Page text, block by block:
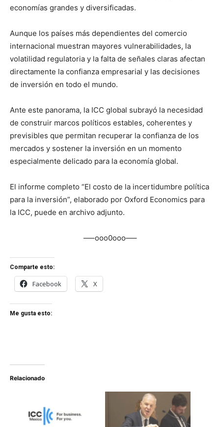
economías grandes y diversificadas.
Aunque los países más dependientes del comercio
internacional muestran mayores vulnerabilidades, la
volatilidad regulatoria y la falta de señales claras afectan
directamente la confianza empresarial y las decisiones
de inversión en todo el mundo.
Ante este panorama, la ICC global subrayó la necesidad
de construir marcos políticos estables, coherentes y
previsibles que permitan recuperar la confianza de los
mercados y sostener la inversión en un momento
especialmente delicado para la economía global.
El informe completo “El costo de la incertidumbre política
para la inversión”, elaborado por Oxford Economics para
la ICC, puede en archivo adjunto.
—–ooo0ooo—–
Comparte esto:
Facebook X
Me gusta esto:
Relacionado